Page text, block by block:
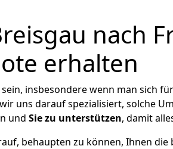
nach
erhalten
sein, insbesondere wenn man sich
uns darauf spezialisiert, solche
und Sie zu unterstützen, damit
behaupten zu können, Ihnen